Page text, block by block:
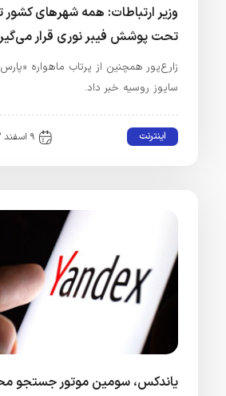
تحت پوشش فیبر نوری قرار می‌گیرند
زارع‌پور همچنین
سایوز روسیه خبر داد.
اینترنت
یاندکس، سومین موتور جستجو محبوب